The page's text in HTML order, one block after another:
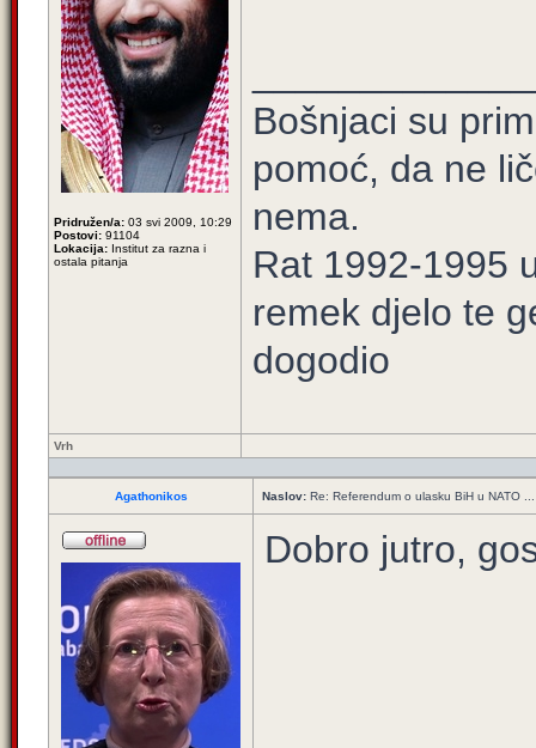
Pridružen/a: 03 svi 2009, 10:29
Postovi: 91104
Lokacija: Institut za razna i
ostala pitanja
Bošnjaci su
pomoć, da ne
nema.
Rat 1992-1995
remek djelo te
dogodio
Vrh
Agathonikos Naslov: Re: Referendum o ulasku BiH u NATO ...
Dobro jutro,